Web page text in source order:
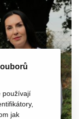
používají
jak